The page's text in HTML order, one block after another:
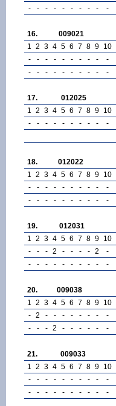
-
- - - - - - - - -
16. 009021
1 2 3 4 5 6 7 8 9 10
-
- - - - - - - - -
-
- - - - - - - - -
17. 012025
1 2 3 4 5 6 7 8 9 10
-
- - - - - - - - -
18. 012022
1 2 3 4 5 6 7 8 9 10
-
- - - - - - - - -
-
- - - - - - - - -
19. 012031
1 2 3 4 5 6 7 8 9 10
-
- - 2 - - - - 2 -
-
- - - - - - - - -
20. 009038
1 2 3 4 5 6 7 8 9 10
-
2 - - - - - - - -
-
- - 2 - - - - - -
21. 009033
1 2 3 4 5 6 7 8 9 10
-
- - - - - - - - -
-
- - - - - - - - -